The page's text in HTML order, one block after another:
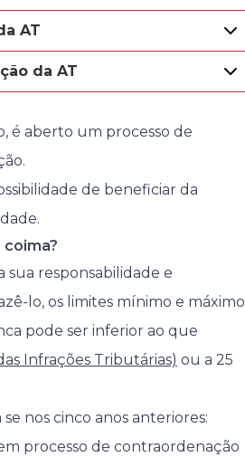
AT
da AT
é aberto um processo de
de beneficiar da
sua responsabilidade e
lo, os limites mínimo e máximo
pode ser inferior ao que
Infrações Tributárias) ou a 25
nos cinco anos anteriores:
processo de contraordenação